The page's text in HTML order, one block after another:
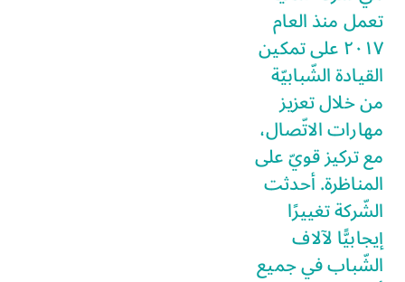
تعمل منذ العام
٢٠١٧ على تمكين
القيادة الشّبابيّة
من خلال تعزيز
مهارات الاتّصال،
مع تركيز قويّ على
المناظرة. أحدثت
الشّركة تغييرًا
إيجابيًّا لآلاف
الشّباب في جميع